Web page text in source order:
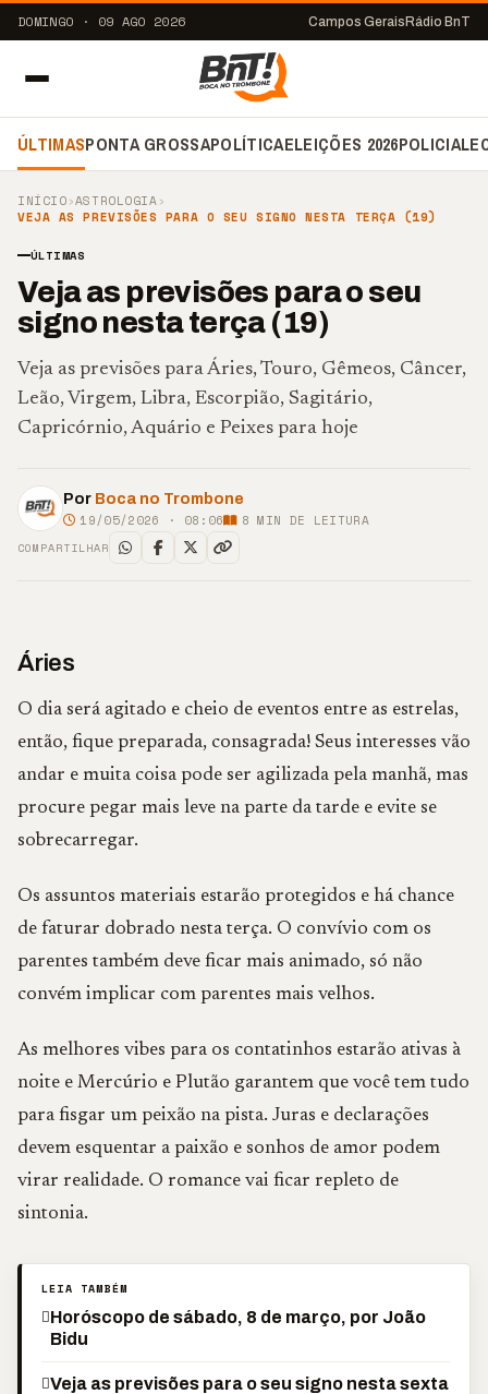
DOMINGO · 09 AGO 2026 Campos Gerais Rádio BnT
ÚLTIMASPONTA GROSSAPOLÍTICAELEIÇÕES 2026POLICIAL
INÍCIO›ASTROLOGIA›
VEJA AS PREVISÕES PARA O SEU SIGNO NESTA TERÇA (19)
ÚLTIMAS
Veja as previsões para o seu
signo nesta terça (19)
Veja as previsões para Áries, Touro, Gêmeos, Câncer,
Leão, Virgem, Libra, Escorpião, Sagitário,
Capricórnio, Aquário e Peixes para hoje
Por Boca no Trombone
19/05/2026 · 08:06 8 MIN DE LEITURA
COMPARTILHAR
Áries
O dia será agitado e cheio de eventos entre as estrelas,
então, fique preparada, consagrada! Seus interesses vão
andar e muita coisa pode ser agilizada pela manhã, mas
procure pegar mais leve na parte da tarde e evite se
sobrecarregar.
Os assuntos materiais estarão protegidos e há chance
de faturar dobrado nesta terça. O convívio com os
parentes também deve ficar mais animado, só não
convém implicar com parentes mais velhos.
As melhores vibes para os contatinhos estarão ativas à
noite e Mercúrio e Plutão garantem que você tem tudo
para fisgar um peixão na pista. Juras e declarações
devem esquentar a paixão e sonhos de amor podem
virar realidade. O romance vai ficar repleto de
sintonia.
LEIA TAMBÉM
Horóscopo de sábado, 8 de março, por João
Bidu
Veja as previsões para o seu signo nesta sexta